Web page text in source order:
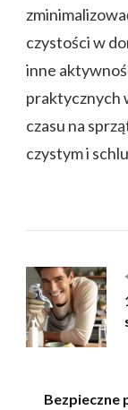
czystości w
inne
praktycznych
czasu na
czystym i
Bezpieczne